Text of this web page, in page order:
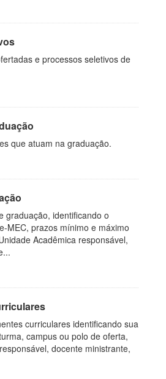
e processos seletivos de
que atuam na graduação.
graduação, identificando o
MEC, prazos mínimo e máximo
Acadêmica responsável,
curriculares identificando sua
campus ou polo de oferta,
docente ministrante,